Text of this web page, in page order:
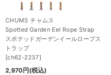
CHUMS チャムス
Spotted Garden Eel Rope Strap
スポテッドガーデンイールロープス
トラップ
[ch62-2237]
2,970 円 (税込)